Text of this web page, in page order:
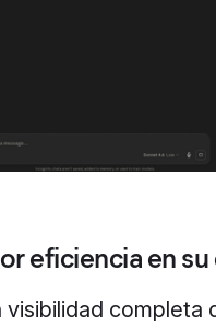
eficiencia en su
visibilidad completa